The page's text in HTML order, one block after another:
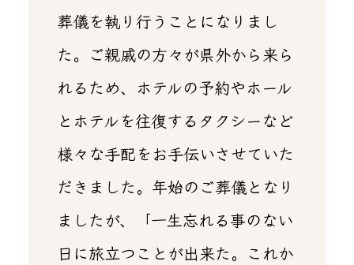
葬儀を執り行うことになりまし
た。ご親戚の方々が県外から来ら
れるため、ホテルの予約やホール
とホテルを往復するタクシーなど
様々な手配をお手伝いさせていた
だきました。年始のご葬儀となり
ましたが、「一生忘れる事のない
日に旅立つことが出来た。これか